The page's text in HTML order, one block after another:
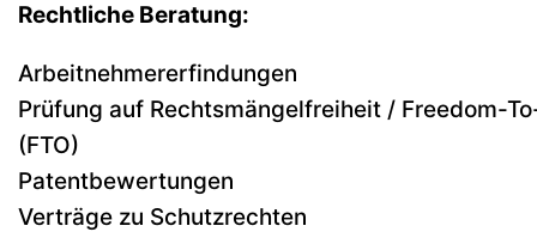
Rechtliche Beratung:
Arbeitnehmererfindungen
Prüfung auf Rechtsmängelfreiheit / Freedom-
(FTO)
Patentbewertungen
Verträge zu Schutzrechten